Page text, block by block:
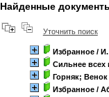
Найденные
Уточнить поиск
Избранное/ И.
Сильнее
Горняк;
Избранное/